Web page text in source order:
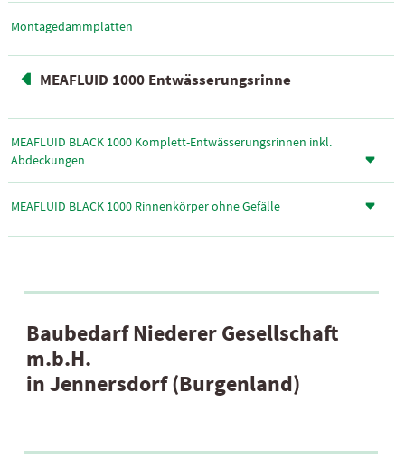
Montagedämmplatten
MEAFLUID 1000 Entwässerungsrinne
MEAFLUID BLACK 1000 Komplett-Entwässerungsrinnen inkl.
Abdeckungen
MEAFLUID BLACK 1000 Rinnenkörper ohne Gefälle
Baubedarf Niederer Gesellschaft
m.b.H.
in Jennersdorf (Burgenland)